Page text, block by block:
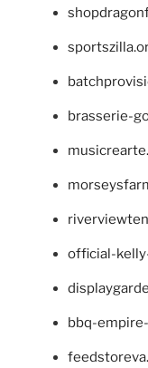
brasserie-
official-
bbq-